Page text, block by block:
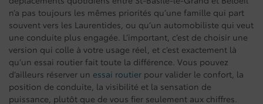
n’a pas toujours les mêmes priorités qu’une famille qui part
souvent vers les Laurentides, ou qu’un automobiliste qui veut
une conduite plus engagée. L’important, c’est de choisir une
version qui colle à votre usage réel, et c’est exactement là
qu’un essai routier fait toute la différence. Vous pouvez
d’ailleurs réserver un essai routier pour valider le confort, la
position de conduite, la visibilité et la sensation de
puissance, plutôt que de vous fier seulement aux chiffres.